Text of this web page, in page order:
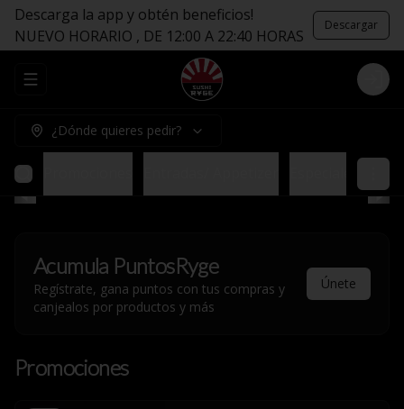
Descarga la app y obtén beneficios!
NUEVO HORARIO , DE 12:00 A 22:40 HORAS
Descargar
Abrir menu de navegación Login
¿Dónde quieres pedir?
Acumula PuntosRyge
Regístrate, gana puntos con tus compras y
canjealos por productos y más
Únete
Promociones